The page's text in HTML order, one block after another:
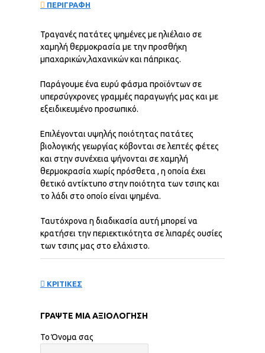
ΠΕΡΙΓΡΑΦΗ
Τραγανές πατάτες ψημένες με ηλιέλαιο σε
χαμηλή θερμοκρασία με την προσθήκη
μπαχαρικών,λαχανικών και πάπρικας.
Παράγουμε ένα ευρύ φάσμα προϊόντων σε
υπερσύγχρονες γραμμές παραγωγής μας και με
εξειδικευμένο προσωπικό.
Επιλέγονται υψηλής ποιότητας πατάτες
βιολογικής γεωργίας κόβονται σε λεπτές φέτες
και στην συνέχεια ψήνονται σε χαμηλή
θερμοκρασία χωρίς πρόσθετα , η οποία έχει
θετικό αντίκτυπο στην ποιότητα των τσιπς και
το λάδι στο οποίο είναι ψημένα.
Ταυτόχρονα η διαδικασία αυτή μπορεί να
κρατήσει την περιεκτικότητα σε λιπαρές ουσίες
των τσιπς μας στο ελάχιστο.
ΚΡΙΤΙΚΕΣ
ΓΡΆΨΤΕ ΜΙΑ ΑΞΙΟΛΌΓΗΣΗ
Το Όνομα σας